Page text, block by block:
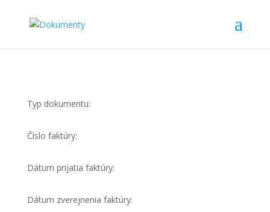
Typ dokumentu:
Číslo faktúry:
Dátum prijatia faktúry:
Dátum zverejnenia faktúry: